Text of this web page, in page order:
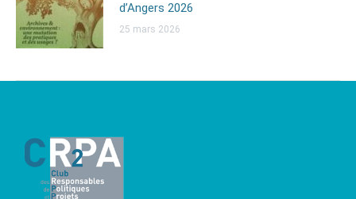
d’Angers 2026
25 mars 2026